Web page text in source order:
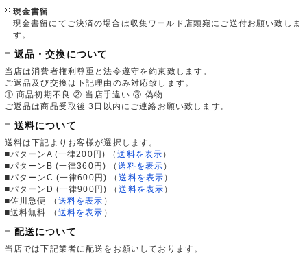
現金書留
現金書留にてご決済の場合は収集ワールド店頭宛にご送付お願い致しま
す。
返品・交換について
当店は消費者権利尊重と法令遵守を約束致します。
ご返品及び交換は下記理由のみ対応致します。
① 商品初期不良 ② 当店手違い ③ 偽物
ご返品は商品受取後 3日以内にご連絡お願い致します。
送料について
送料は下記よりお客様が選択します。
■パターンA (一律200円)
（送料を表示 ）
■パターンB (一律360円)
（送料を表示 ）
■パターンC (一律600円)
（送料を表示 ）
■パターンD (一律900円)
（送料を表示 ）
■佐川急便
（ 送料を表示 ）
■送料無料
（ 送料を表示 ）
配送について
当店では下記業者に配送をお願いしております。